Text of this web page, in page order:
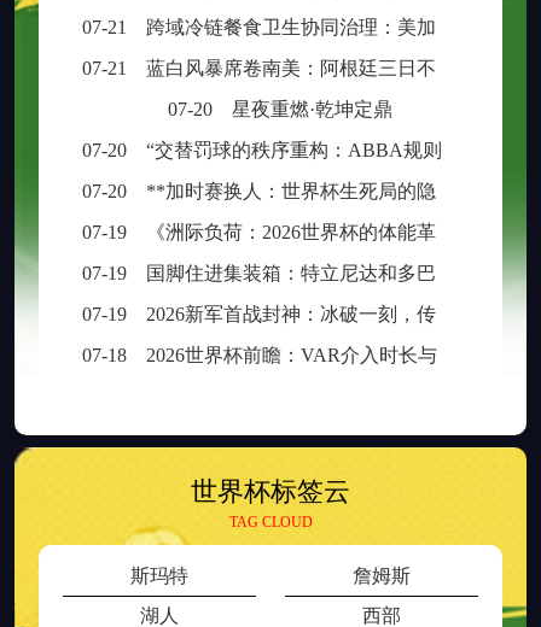
07-21
跨域冷链餐食卫生协同治理：美加墨检疫规则分歧与制度融合策略
07-21
蓝白风暴席卷南美：阿根廷三日不眠，足球王座再耀大陆
07-20
星夜重燃·乾坤定鼎
07-20
“交替罚球的秩序重构：ABBA规则在世界杯中的逻辑困境与制度再平衡”
07-20
**加时赛换人：世界杯生死局的隐形胜负手**
07-19
《洲际负荷：2026世界杯的体能革命与竞技边界重构》
07-19
国脚住进集装箱：特立尼达和多巴哥世界杯备战营地引争议
07-19
2026新军首战封神：冰破一刻，传奇已生
07-18
2026世界杯前瞻：VAR介入时长与判罚时效性的权衡之道
世界杯标签云
TAG CLOUD
斯玛特
詹姆斯
湖人
西部